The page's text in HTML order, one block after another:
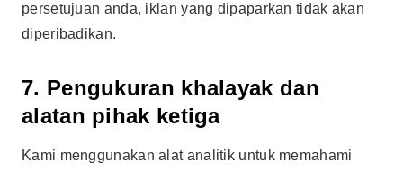
persetujuan anda, iklan yang dipaparkan tidak akan
diperibadikan.
7. Pengukuran khalayak dan
alatan pihak ketiga
Kami menggunakan alat analitik untuk memahami